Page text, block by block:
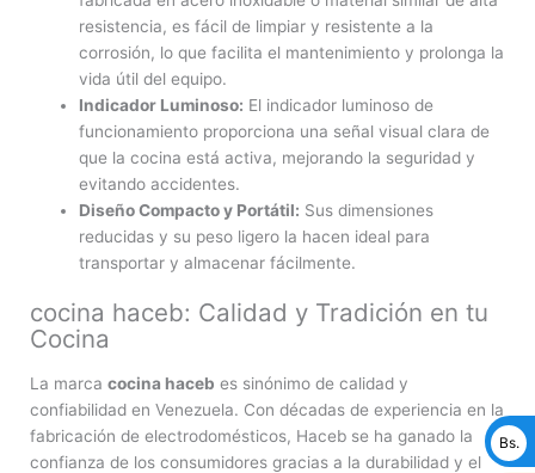
resistencia, es fácil de limpiar y resistente a la
corrosión, lo que facilita el mantenimiento y prolonga la
vida útil del equipo.
Indicador Luminoso: El indicador luminoso de
funcionamiento proporciona una señal visual clara de
que la cocina está activa, mejorando la seguridad y
evitando accidentes.
Diseño Compacto y Portátil: Sus dimensiones
reducidas y su peso ligero la hacen ideal para
transportar y almacenar fácilmente.
cocina haceb: Calidad y Tradición en tu
Cocina
La marca cocina haceb es sinónimo de calidad y
confiabilidad en Venezuela. Con décadas de experiencia en la
fabricación de electrodomésticos, Haceb se ha ganado la
confianza de los consumidores gracias a la durabilidad y el
Bs.